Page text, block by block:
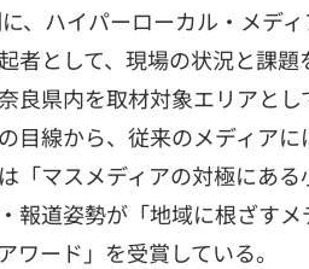
、ハイパーローカル・メデ
者として、現場の状況と課
良県内を取材対象エリアと
目線から、従来のメディア
「マスメディアの対極にあ
報道姿勢が「地域に根ざす
ワード」を受賞している。